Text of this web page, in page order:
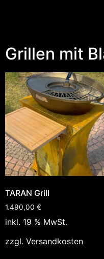
Grillen mit
TARAN Grill
1.490,00 €
inkl. 19 % MwSt.
zzgl. Versandkosten